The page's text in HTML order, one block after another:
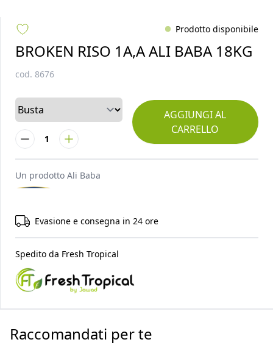
Prodotto disponibile
BROKEN RISO 1A,A ALI BABA 18KG
cod. 8676
1
AGGIUNGI AL
CARRELLO
Un prodotto Ali Baba
Evasione e consegna in 24 ore
Spedito da Fresh Tropical
Raccomandati per te